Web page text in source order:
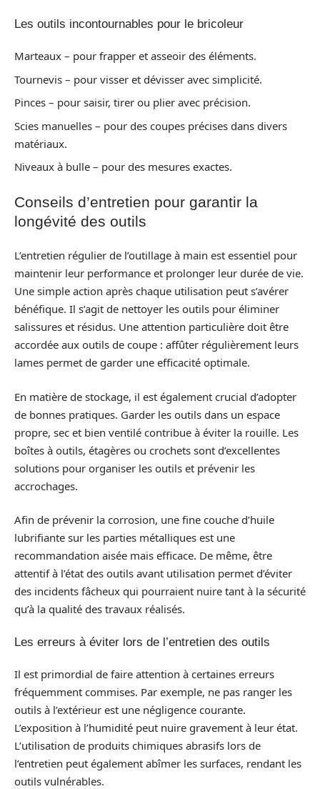
Les outils incontournables pour le bricoleur
Marteaux – pour frapper et asseoir des éléments.
Tournevis – pour visser et dévisser avec simplicité.
Pinces – pour saisir, tirer ou plier avec précision.
Scies manuelles – pour des coupes précises dans divers
matériaux.
Niveaux à bulle – pour des mesures exactes.
Conseils d’entretien pour garantir la
longévité des outils
L’entretien régulier de l’outillage à main est essentiel pour
maintenir leur performance et prolonger leur durée de vie.
Une simple action après chaque utilisation peut s’avérer
bénéfique. Il s’agit de nettoyer les outils pour éliminer
salissures et résidus. Une attention particulière doit être
accordée aux outils de coupe : affûter régulièrement leurs
lames permet de garder une efficacité optimale.
En matière de stockage, il est également crucial d’adopter
de bonnes pratiques. Garder les outils dans un espace
propre, sec et bien ventilé contribue à éviter la rouille. Les
boîtes à outils, étagères ou crochets sont d’excellentes
solutions pour organiser les outils et prévenir les
accrochages.
Afin de prévenir la corrosion, une fine couche d’huile
lubrifiante sur les parties métalliques est une
recommandation aisée mais efficace. De même, être
attentif à l’état des outils avant utilisation permet d’éviter
des incidents fâcheux qui pourraient nuire tant à la sécurité
qu’à la qualité des travaux réalisés.
Les erreurs à éviter lors de l’entretien des outils
Il est primordial de faire attention à certaines erreurs
fréquemment commises. Par exemple, ne pas ranger les
outils à l’extérieur est une négligence courante.
L’exposition à l’humidité peut nuire gravement à leur état.
L’utilisation de produits chimiques abrasifs lors de
l’entretien peut également abîmer les surfaces, rendant les
outils vulnérables.